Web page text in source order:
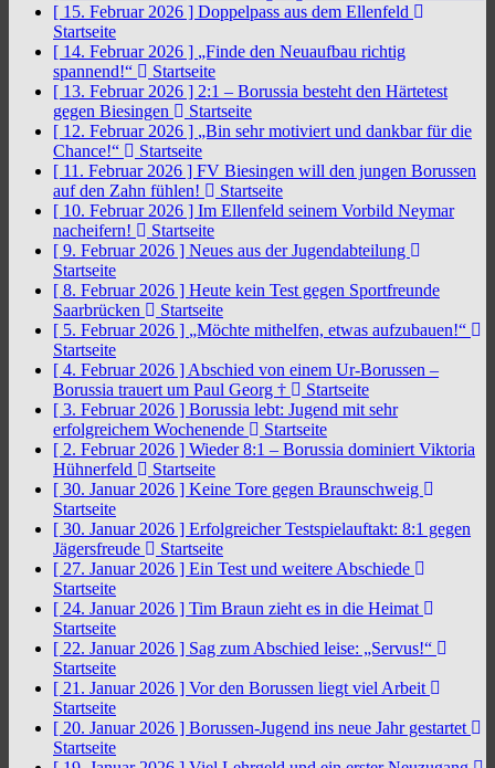
[ 15. Februar 2026 ] Doppelpass aus dem Ellenfeld
Startseite
[ 14. Februar 2026 ] „Finde den Neuaufbau richtig
spannend!“
Startseite
[ 13. Februar 2026 ] 2:1 – Borussia besteht den Härtetest
gegen Biesingen
Startseite
[ 12. Februar 2026 ] „Bin sehr motiviert und dankbar für die
Chance!“
Startseite
[ 11. Februar 2026 ] FV Biesingen will den jungen Borussen
auf den Zahn fühlen!
Startseite
[ 10. Februar 2026 ] Im Ellenfeld seinem Vorbild Neymar
nacheifern!
Startseite
[ 9. Februar 2026 ] Neues aus der Jugendabteilung
Startseite
[ 8. Februar 2026 ] Heute kein Test gegen Sportfreunde
Saarbrücken
Startseite
[ 5. Februar 2026 ] „Möchte mithelfen, etwas aufzubauen!“
Startseite
[ 4. Februar 2026 ] Abschied von einem Ur-Borussen –
Borussia trauert um Paul Georg †
Startseite
[ 3. Februar 2026 ] Borussia lebt: Jugend mit sehr
erfolgreichem Wochenende
Startseite
[ 2. Februar 2026 ] Wieder 8:1 – Borussia dominiert Viktoria
Hühnerfeld
Startseite
[ 30. Januar 2026 ] Keine Tore gegen Braunschweig
Startseite
[ 30. Januar 2026 ] Erfolgreicher Testspielauftakt: 8:1 gegen
Jägersfreude
Startseite
[ 27. Januar 2026 ] Ein Test und weitere Abschiede
Startseite
[ 24. Januar 2026 ] Tim Braun zieht es in die Heimat
Startseite
[ 22. Januar 2026 ] Sag zum Abschied leise: „Servus!“
Startseite
[ 21. Januar 2026 ] Vor den Borussen liegt viel Arbeit
Startseite
[ 20. Januar 2026 ] Borussen-Jugend ins neue Jahr gestartet
Startseite